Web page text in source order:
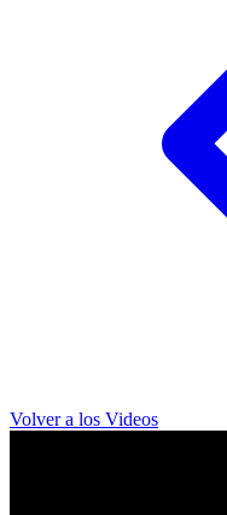
Volver a los Videos